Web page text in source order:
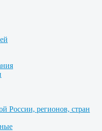
России, регионов, стран